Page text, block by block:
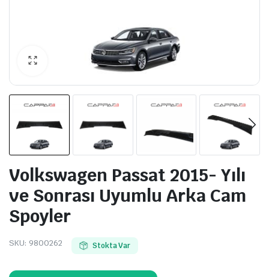
Volkswagen Passat 2015- Yılı
ve Sonrası Uyumlu Arka Cam
Spoyler
SKU: 9800262 Stokta Var